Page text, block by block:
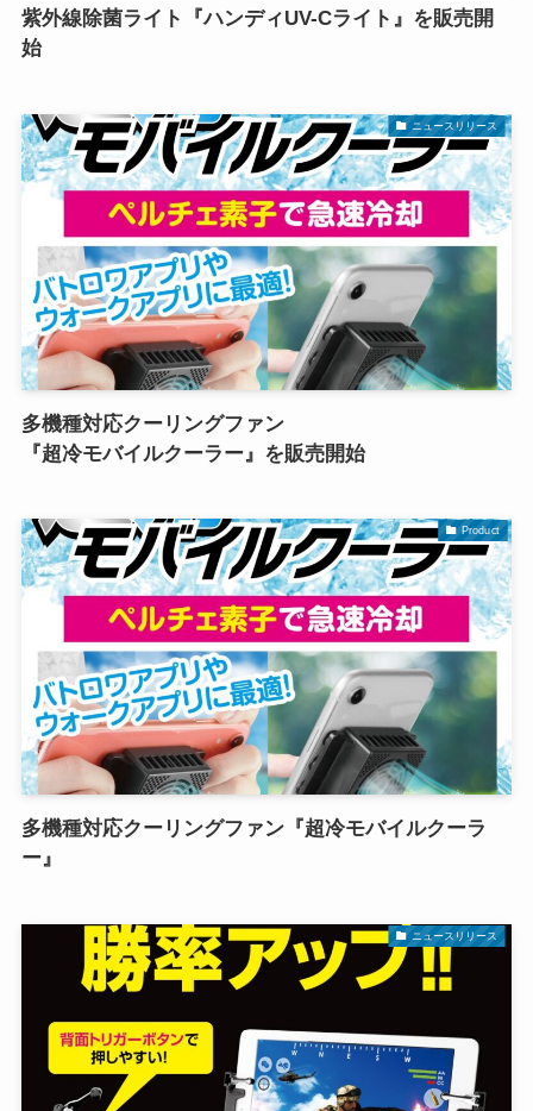
紫外線除菌ライト『ハンディUV-Cライト』を販売開
始
ニュースリリース
多機種対応クーリングファン
『超冷モバイルクーラー』を販売開始
Product
多機種対応クーリングファン『超冷モバイルクーラ
ー』
ニュースリリース